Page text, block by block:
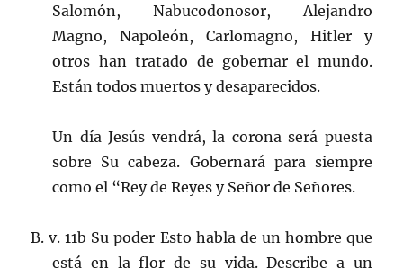
Salomón, Nabucodonosor, Alejandro
Magno, Napoleón, Carlomagno, Hitler y
otros han tratado de gobernar el mundo.
Están todos muertos y desaparecidos.
Un día Jesús vendrá, la corona será puesta
sobre Su cabeza. Gobernará para siempre
como el “Rey de Reyes y Señor de Señores.
B. v. 11b Su poder Esto habla de un hombre que
está en la flor de su vida. Describe a un